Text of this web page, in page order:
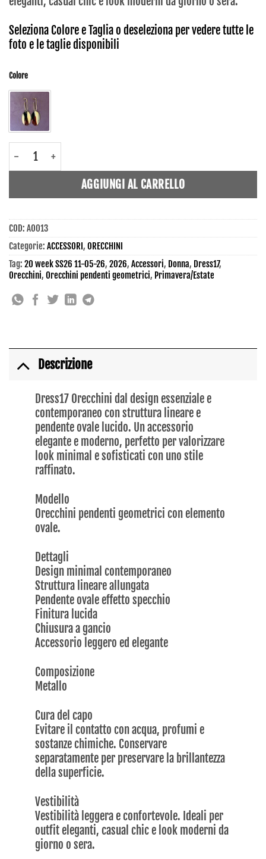
Seleziona Colore e Taglia o deseleziona per vedere tutte le
foto e le taglie disponibili
Colore
AGGIUNGI AL CARRELLO
COD: AO013
Categorie: ACCESSORI, ORECCHINI
Tag: 20 week SS26 11-05-26, 2026, Accessori, Donna, Dress17,
Orecchini, Orecchini pendenti geometrici, Primavera/Estate
Descrizione
Dress17 Orecchini dal design essenziale e
contemporaneo con struttura lineare e
pendente ovale lucido. Un accessorio
elegante e moderno, perfetto per valorizzare
look minimal e sofisticati con uno stile
raffinato.
Modello
Orecchini pendenti geometrici con elemento
ovale.
Dettagli
Design minimal contemporaneo
Struttura lineare allungata
Pendente ovale effetto specchio
Finitura lucida
Chiusura a gancio
Accessorio leggero ed elegante
Composizione
Metallo
Cura del capo
Evitare il contatto con acqua, profumi e
sostanze chimiche. Conservare
separatamente per preservare la brillantezza
della superficie.
Vestibilità
Vestibilità leggera e confortevole. Ideali per
outfit eleganti, casual chic e look moderni da
giorno o sera.